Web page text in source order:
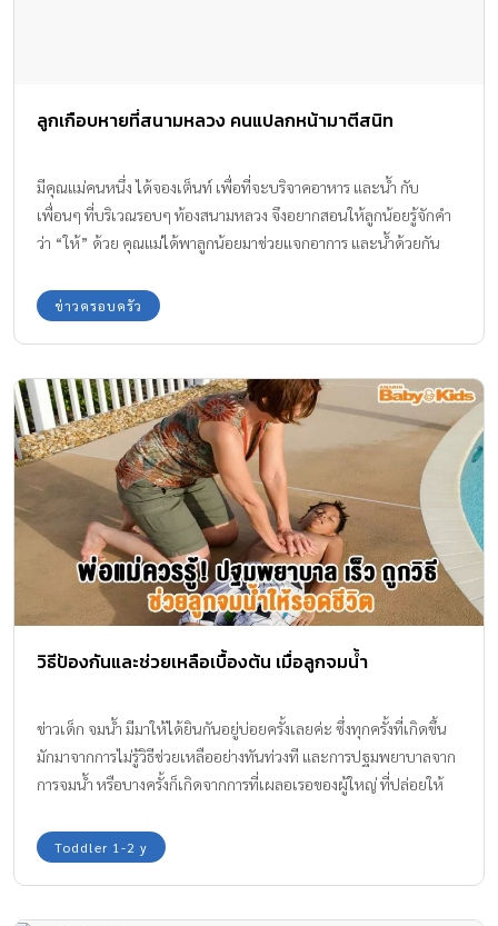
ลูกเกือบหายที่สนามหลวง คนแปลกหน้ามาตีสนิท
มีคุณแม่คนหนึ่ง ได้จองเต็นท์ เพื่อที่จะบริจาคอาหาร และน้ำ กับ
เพื่อนๆ ที่บริเวณรอบๆ ท้องสนามหลวง จึงอยากสอนให้ลูกน้อยรู้จักคำ
ว่า “ให้” ด้วย คุณแม่ได้พาลูกน้อยมาช่วยแจกอาการ และน้ำด้วยกัน
สนิทข่าวครอบครัว
วิธีป้องกันและช่วยเหลือเบื้องต้น เมื่อลูกจมน้ำ
ข่าวเด็ก จมน้ำ มีมาให้ได้ยินกันอยู่บ่อยครั้งเลยค่ะ ซึ่งทุกครั้งที่เกิดขึ้น
มักมาจากการไม่รู้วิธีช่วยเหลืออย่างทันท่วงที และการปฐมพยาบาลจาก
การจมน้ำ หรือบางครั้งก็เกิดจากการที่เผลอเรอของผู้ใหญ่ ที่ปล่อยให้
Toddler 1-2 y